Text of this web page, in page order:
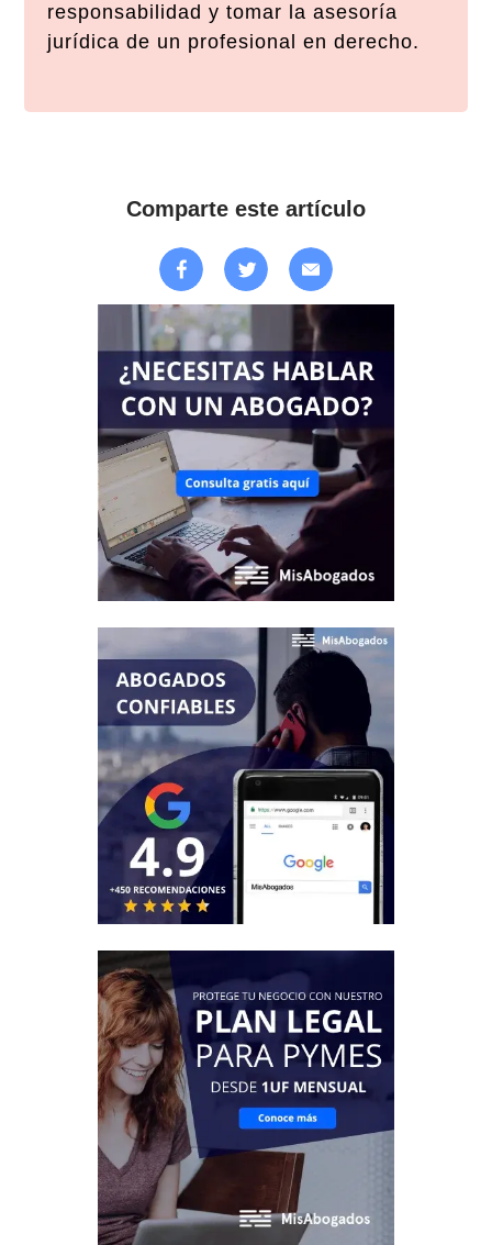
responsabilidad y tomar la asesoría
jurídica de un profesional en derecho.
Comparte este artículo